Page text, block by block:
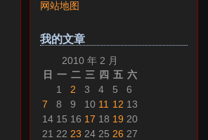
网站地图
我的文章
2010 年 2 月
日 一 二 三 四 五 六
1
2 3 4 5
6
7
8 9 10 11 12 13
14 15 16 17 18 19 20
21 22 23 24 25 26 27